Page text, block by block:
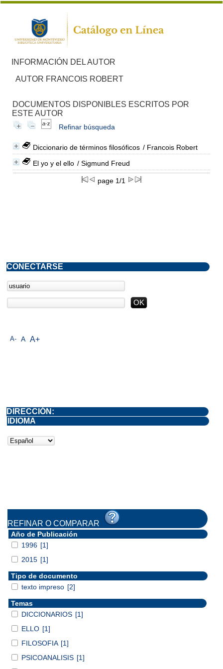
INFORMACIÓN DEL AUTOR
AUTOR FRANCOIS ROBERT
DOCUMENTOS DISPONIBLES ESCRITOS POR
ESTE AUTOR
Refinar búsqueda
Diccionario de términos filosóficos / Francois Robert
El yo y el ello / Sigmund Freud
page 1/1
A- A A+
CONECTARSE
DIRECCIÓN:
IDIOMA
REFINAR O COMPARAR
Año de Publicación
1996 [1]
2015 [1]
Tipo de documento
texto impreso [2]
Temas
DICCIONARIOS [1]
ELLO [1]
FILOSOFIA [1]
PSICOANALISIS [1]